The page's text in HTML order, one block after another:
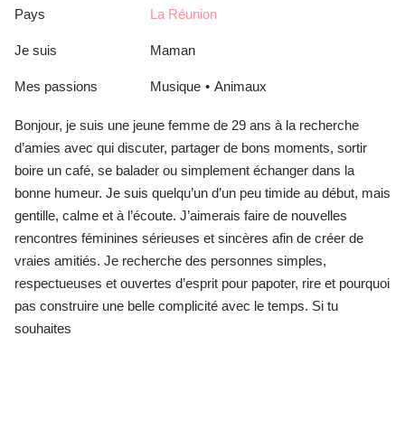
Pays La Réunion
Je suis Maman
Mes passions Musique Animaux
Bonjour, je suis une jeune femme de 29 ans à la recherche
d’amies avec qui discuter, partager de bons moments, sortir
boire un café, se balader ou simplement échanger dans la
bonne humeur. Je suis quelqu’un d’un peu timide au début, mais
gentille, calme et à l’écoute. J’aimerais faire de nouvelles
rencontres féminines sérieuses et sincères afin de créer de
vraies amitiés. Je recherche des personnes simples,
respectueuses et ouvertes d’esprit pour papoter, rire et pourquoi
pas construire une belle complicité avec le temps. Si tu
souhaites